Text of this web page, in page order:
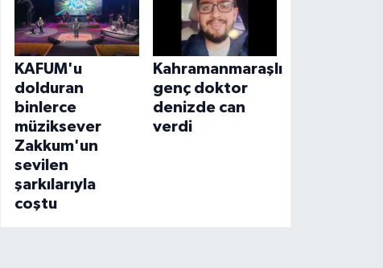
KAFUM'u
dolduran
binlerce
müziksever
Zakkum'un
sevilen
şarkılarıyla
coştu
Kahramanmaraşlı
genç doktor
denizde can
verdi